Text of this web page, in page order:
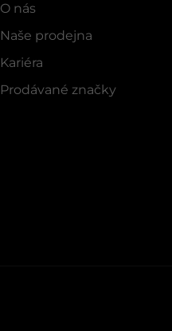
O nás
Naše prodejna
Kariéra
Prodávané značky